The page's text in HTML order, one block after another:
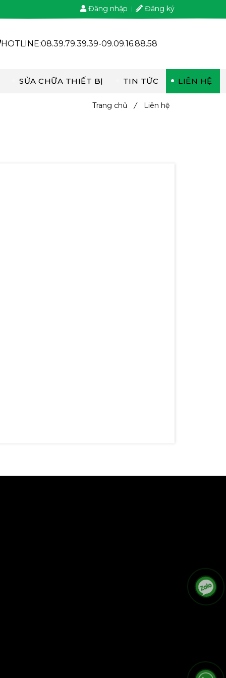
Trang chủ / Liên hệ
Đăng nhập Đăng ký
HOTLINE:08.39.79.39.39-09.09.16.88.58
SỬA CHỮA THIẾT BỊ TIN TỨC LIÊN HỆ